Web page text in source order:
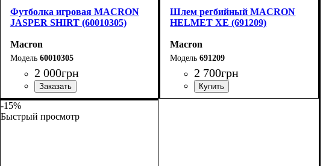
Футболка игровая MACRON
JASPER SHIRT (60010305)
Macron
60010305
2 000грн
Пол: Унисекс
Производитель: Macron
Цвет: Синий
Шлем регбийный MACRON
HELMET XE (691209)
Macron
691209
2 700грн
Пол: Унисекс
Производитель: Macron
Цвет: Черный
-15%
Быстрый просмотр